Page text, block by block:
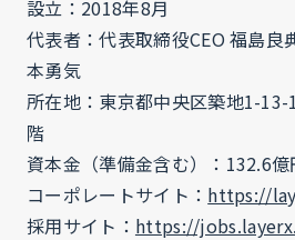
設立：2018年8月
代表者：代表取締役CEO 福島良
本勇気
所在地：東京都中央区築地1-
階
資本金（準備金含む）：132.6億
コーポレートサイト： https://
採用サイト： https://